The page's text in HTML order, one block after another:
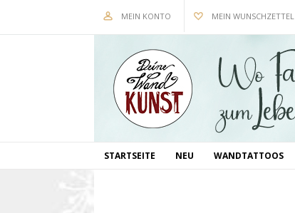
MEIN KONTO MEIN WUNSCHZETTEL
STARTSEITE NEU WANDTATTOOS